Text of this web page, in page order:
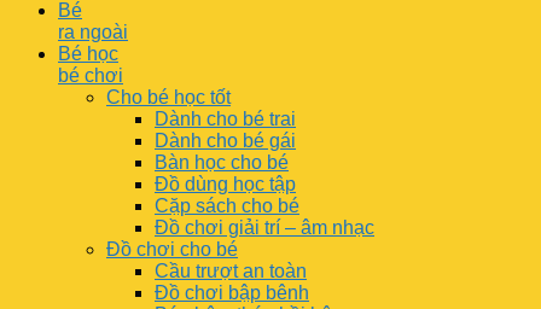
Bé
ra ngoài
Bé học
bé chơi
Cho bé học tốt
Dành cho bé trai
Dành cho bé gái
Bàn học cho bé
Đồ dùng học tập
Cặp sách cho bé
Đồ chơi giải trí – âm nhạc
Đồ chơi cho bé
Cầu trượt an toàn
Đồ chơi bập bênh